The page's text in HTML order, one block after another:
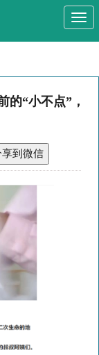
的“小不点”，
享到微信